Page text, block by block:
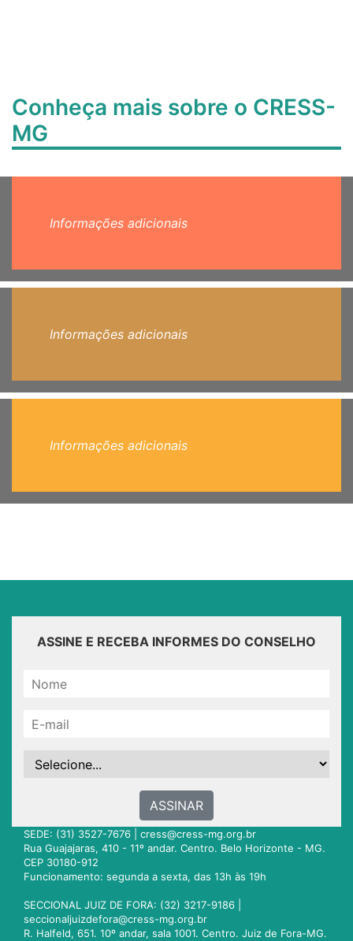
Conheça mais sobre o CRESS-
MG
Informações adicionais
Informações adicionais
Informações adicionais
ASSINE E RECEBA INFORMES DO CONSELHO
ASSINAR
SEDE: (31) 3527-7676 | cress@cress-mg.org.br
Rua Guajajaras, 410 - 11º andar. Centro. Belo Horizonte - MG.
CEP 30180-912
Funcionamento: segunda a sexta, das 13h às 19h
SECCIONAL JUIZ DE FORA: (32) 3217-9186 |
seccionaljuizdefora@cress-mg.org.br
R. Halfeld, 651. 10º andar, sala 1001. Centro. Juiz de Fora-MG.